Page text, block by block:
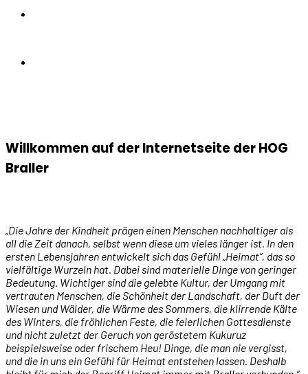
Willkommen auf der Internetseite der HOG
Braller
„Die Jahre der Kindheit prägen einen Menschen nachhaltiger als
all die Zeit danach, selbst wenn diese um vieles länger ist. In den
ersten Lebensjahren entwickelt sich das Gefühl „Heimat“, das so
vielfältige Wurzeln hat. Dabei sind materielle Dinge von geringer
Bedeutung. Wichtiger sind die gelebte Kultur, der Umgang mit
vertrauten Menschen, die Schönheit der Landschaft, der Duft der
Wiesen und Wälder, die Wärme des Sommers, die klirrende Kälte
des Winters, die fröhlichen Feste, die feierlichen Gottesdienste
und nicht zuletzt der Geruch von geröstetem Kukuruz
beispielsweise oder frischem Heu! Dinge, die man nie vergisst,
und die in uns ein Gefühl für Heimat entstehen lassen. Deshalb